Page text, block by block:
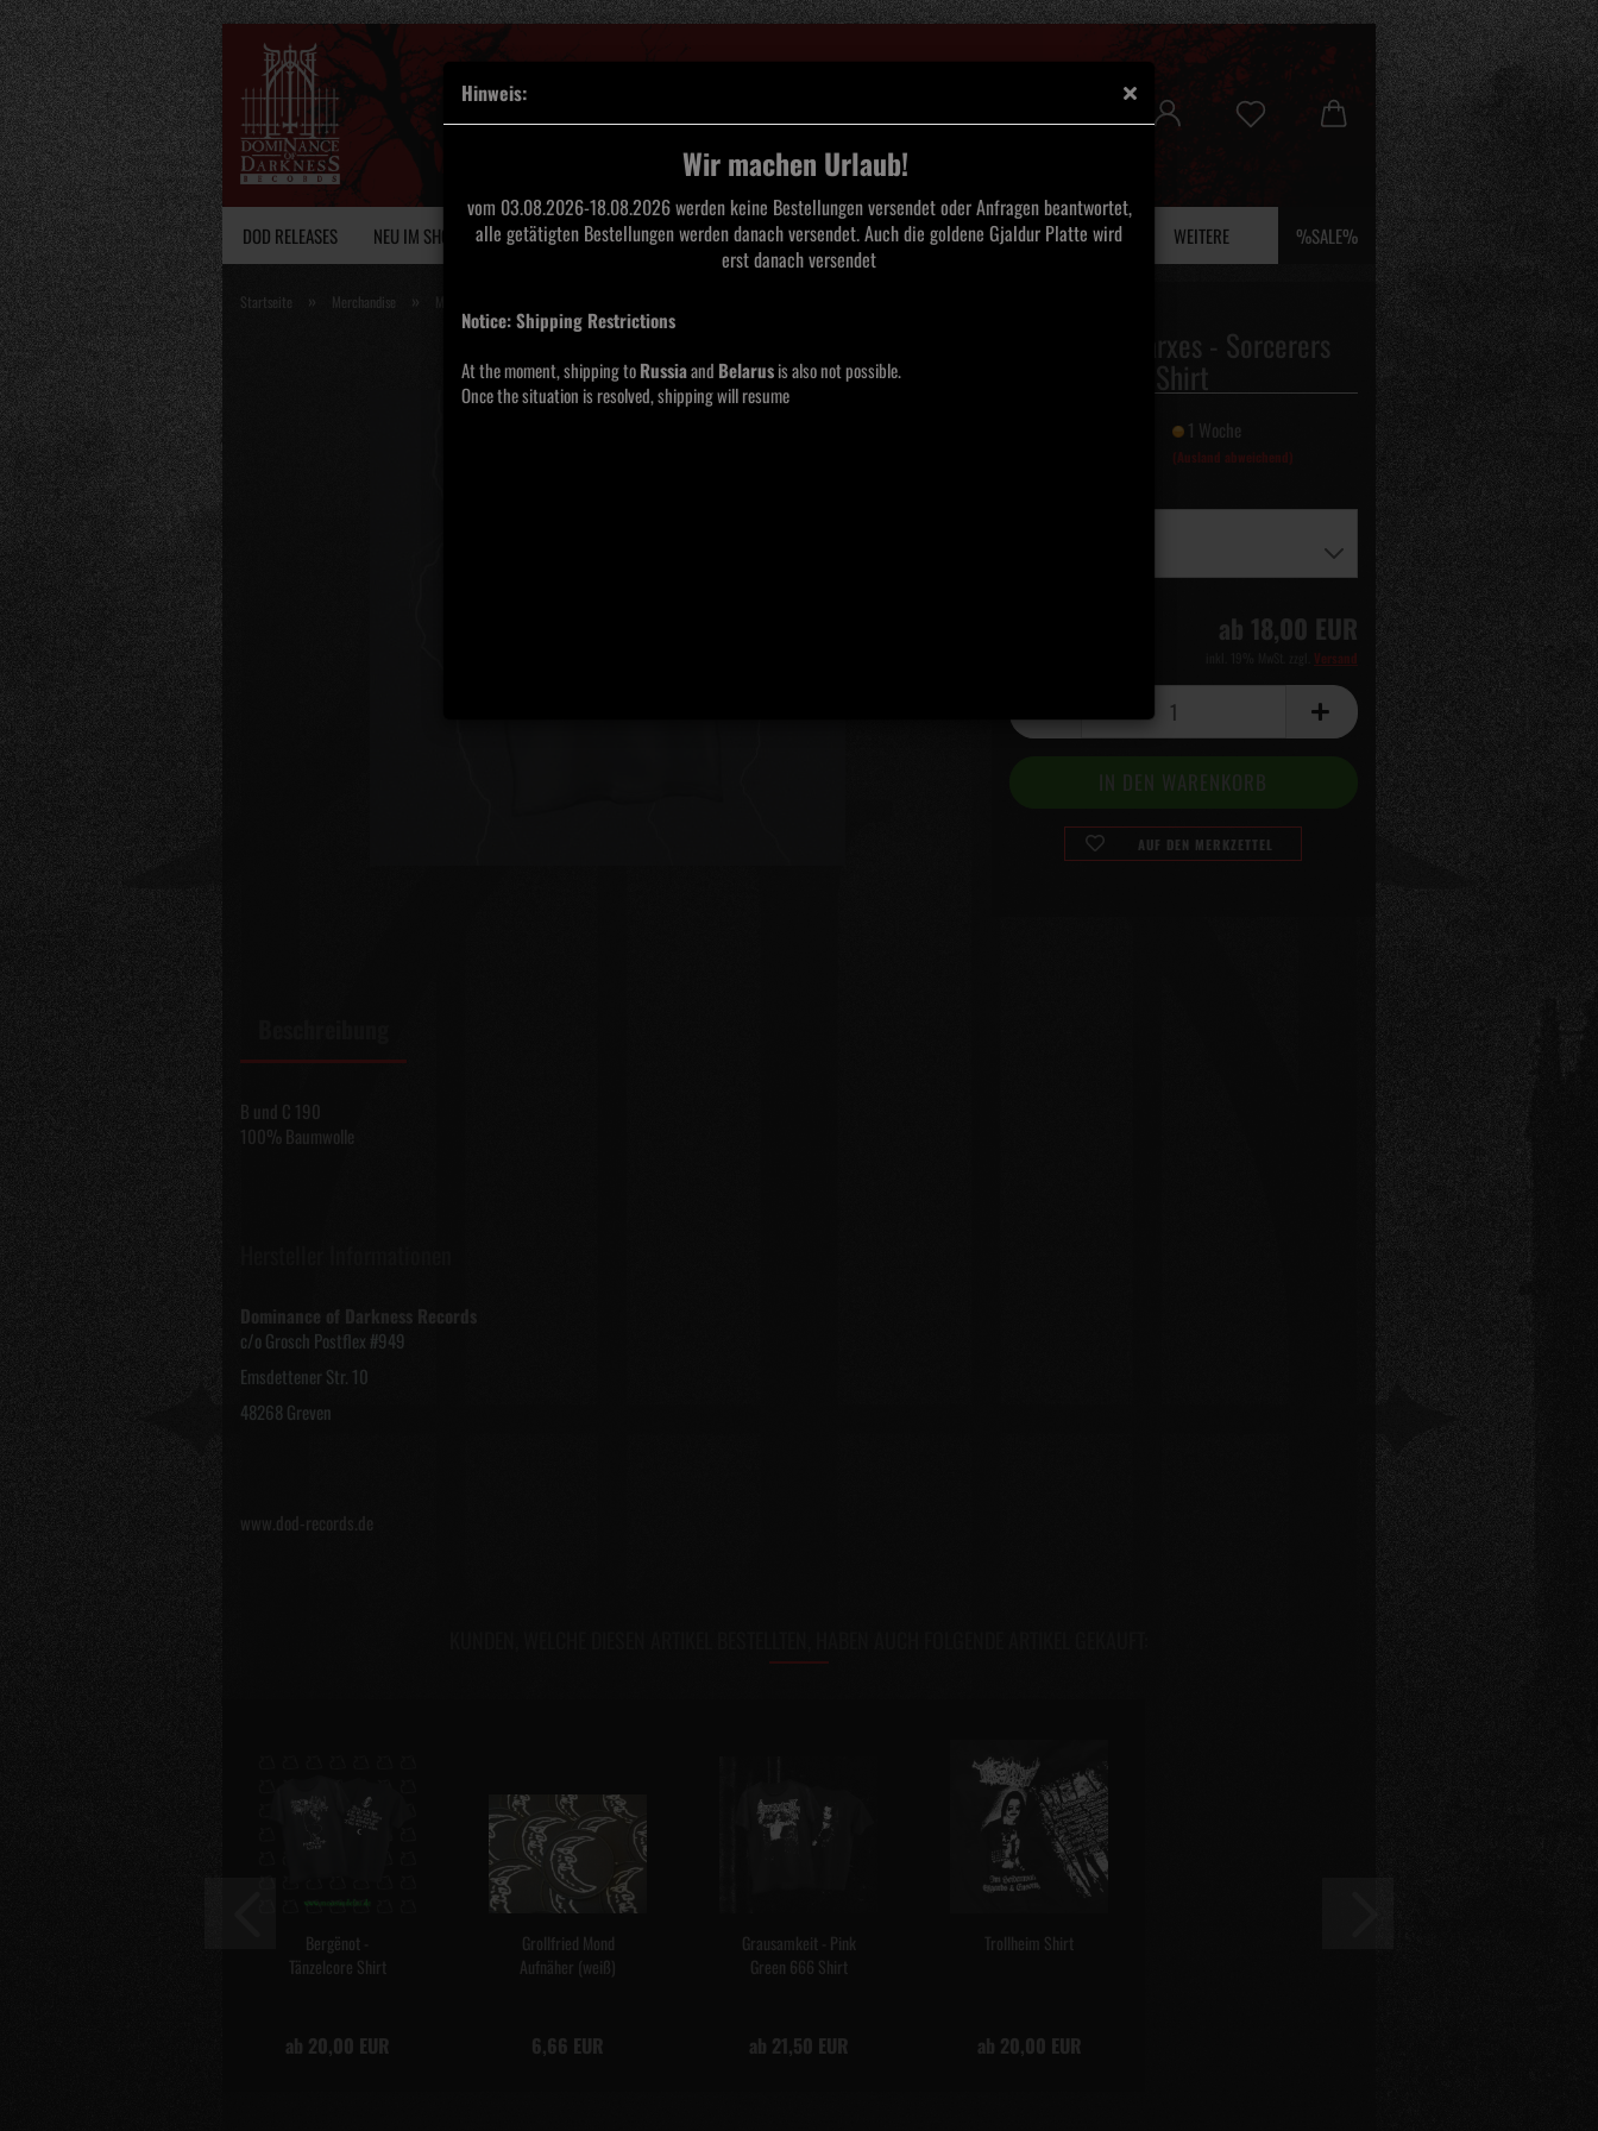
Hinweis:
Wir machen Urlaub!
vom 03.08.2026-18.08.2026 werden keine Bestellungen versendet oder Anfragen beantwortet,
alle getätigten Bestellungen werden danach versendet. Auch die goldene Gjaldur Platte wird
erst danach versendet
Notice: Shipping Restrictions
At the moment, shipping toRussiaand Belarusis also not possible.
Once the situation is resolved, shipping will resume
DOD RELEASES NEU IM SHOP VINYL TAPES CDS SAARLAND BLACK METAL MERCHANDISE MOOS UND EFEU %SALE%
WEITERE
Startseite » Merchandise »
Mysterivm Xarxes - Sorcerers
of Anudnabia Shirt
1 Woche
(Ausland abweichend)
ab 18,00 EUR
Versand
AUF DEN MERKZETTEL
B und C 190
100% Baumwolle
Dominance of Darkness Records
c/o Grosch Postflex #949
Emsdettener Str. 10
48268 Greven
www.dod-records.de
Bergënot -
Tänzelcore Shirt
ab 20,00 EUR
Grollfried Mond
Aufnäher (weiß)
6,66 EUR
Grausamkeit - Pink
Green 666 Shirt
ab 21,50 EUR
Trollheim Shirt
ab 20,00 EUR